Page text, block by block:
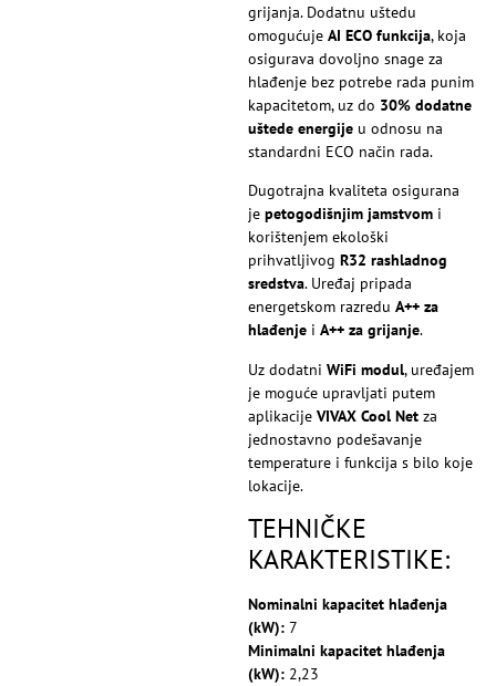
grijanja. Dodatnu uštedu
omogućuje AI ECO funkcija, koja
osigurava dovoljno snage za
hlađenje bez potrebe rada punim
kapacitetom, uz do 30% dodatne
uštede energije u odnosu na
standardni ECO način rada.
Dugotrajna kvaliteta osigurana
je petogodišnjim jamstvom i
korištenjem ekološki
prihvatljivog R32 rashladnog
sredstva. Uređaj pripada
energetskom razredu A++ za
hlađenje i A++ za grijanje.
Uz dodatni WiFi modul, uređajem
je moguće upravljati putem
aplikacije VIVAX Cool Net za
jednostavno podešavanje
temperature i funkcija s bilo koje
lokacije.
TEHNIČKE
KARAKTERISTIKE:
Nominalni kapacitet hlađenja
(kW): 7
Minimalni kapacitet hlađenja
(kW): 2,23